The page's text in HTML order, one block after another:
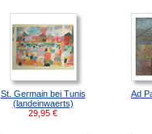
St. Germain bei Tunis
(landeinwaerts)
29,95 €
Ad